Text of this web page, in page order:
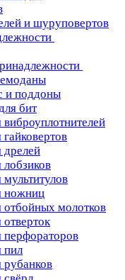
и шуруповертов
и поддоны
бит
ножниц
молотков
пил